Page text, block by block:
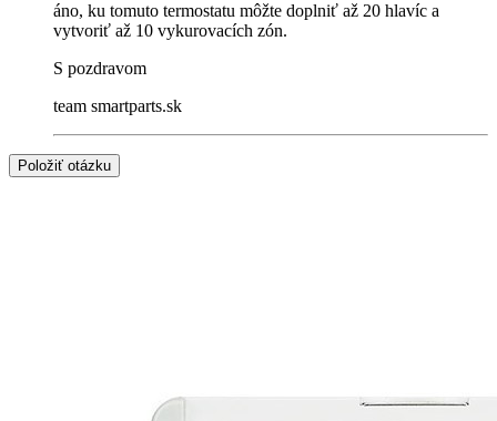
áno, ku tomuto termostatu môžte doplniť až 20 hlavíc a
vytvoriť až 10 vykurovacích zón.
S pozdravom
team smartparts.sk
Položiť otázku